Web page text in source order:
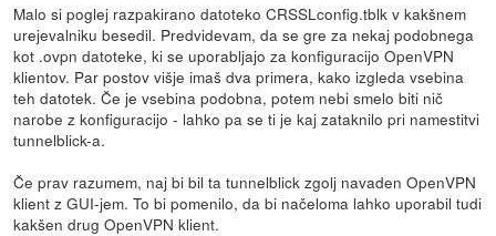
Malo si poglej razpakirano datoteko CRSSLconfig.tblk v kakšnem
urejevalniku besedil. Predvidevam, da se gre za nekaj podobnega
kot .ovpn datoteke, ki se uporabljajo za konfiguracijo OpenVPN
klientov. Par postov višje imaš dva primera, kako izgleda vsebina
teh datotek. Če je vsebina podobna, potem nebi smelo biti nič
narobe z konfiguracijo - lahko pa se ti je kaj zataknilo pri namestitvi
tunnelblick-a.
Če prav razumem, naj bi bil ta tunnelblick zgolj navaden OpenVPN
klient z GUI-jem. To bi pomenilo, da bi načeloma lahko uporabil tudi
kakšen drug OpenVPN klient.